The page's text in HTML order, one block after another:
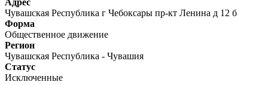
Чувашская Республика г Чебоксары пр-кт Ленина д 12 б
Форма
Общественное движение
Регион
Чувашская Республика - Чувашия
Статус
Исключенные